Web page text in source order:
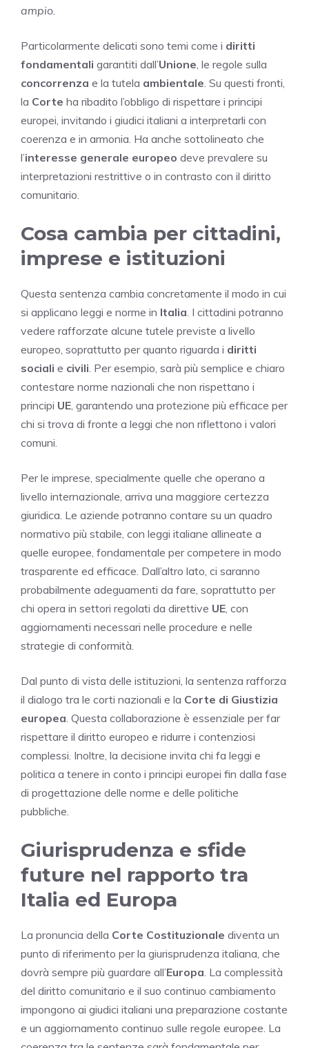
ampio.
Particolarmente delicati sono temi come i diritti
fondamentali garantiti dall’Unione , le regole sulla
concorrenza e la tutela ambientale . Su questi fronti,
la Corte ha ribadito l’obbligo di rispettare i principi
europei, invitando i giudici italiani a interpretarli con
coerenza e in armonia. Ha anche sottolineato che
l’interesse generale europeo deve prevalere su
interpretazioni restrittive o in contrasto con il diritto
comunitario.
Cosa cambia per cittadini,
imprese e istituzioni
Questa sentenza cambia concretamente il modo in cui
si applicano leggi e norme in Italia . I cittadini potranno
vedere rafforzate alcune tutele previste a livello
europeo, soprattutto per quanto riguarda i diritti
sociali e civili . Per esempio, sarà più semplice e chiaro
contestare norme nazionali che non rispettano i
principi UE , garantendo una protezione più efficace per
chi si trova di fronte a leggi che non riflettono i valori
comuni.
Per le imprese, specialmente quelle che operano a
livello internazionale, arriva una maggiore certezza
giuridica. Le aziende potranno contare su un quadro
normativo più stabile, con leggi italiane allineate a
quelle europee, fondamentale per competere in modo
trasparente ed efficace. Dall’altro lato, ci saranno
probabilmente adeguamenti da fare, soprattutto per
chi opera in settori regolati da direttive UE , con
aggiornamenti necessari nelle procedure e nelle
strategie di conformità.
Dal punto di vista delle istituzioni, la sentenza rafforza
il dialogo tra le corti nazionali e la Corte di Giustizia
europea . Questa collaborazione è essenziale per far
rispettare il diritto europeo e ridurre i contenziosi
complessi. Inoltre, la decisione invita chi fa leggi e
politica a tenere in conto i principi europei fin dalla fase
di progettazione delle norme e delle politiche
pubbliche.
Giurisprudenza e sfide
future nel rapporto tra
Italia ed Europa
La pronuncia della Corte Costituzionale diventa un
punto di riferimento per la giurisprudenza italiana, che
dovrà sempre più guardare all’Europa . La complessità
del diritto comunitario e il suo continuo cambiamento
impongono ai giudici italiani una preparazione costante
e un aggiornamento continuo sulle regole europee. La